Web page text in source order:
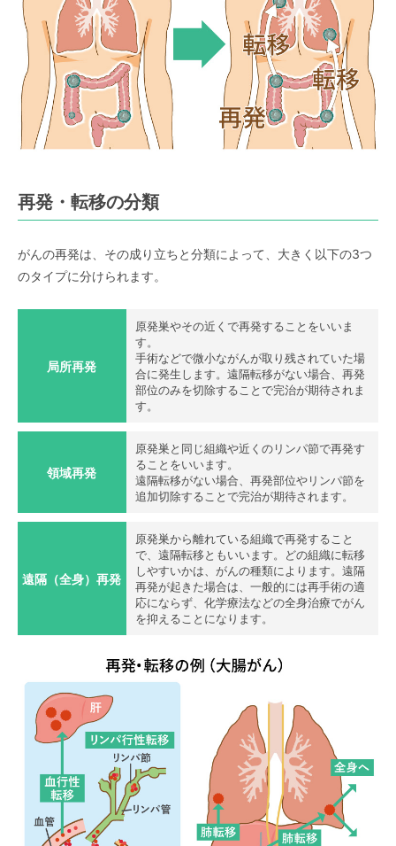
再発・転移の分類
がんの再発は、その成り立ちと分類によって、大きく以下の3つ
のタイプに分けられます。
局所再発
原発巣やその近くで再発することをいいま
す。
手術などで微小ながんが取り残されていた場
合に発生します。遠隔転移がない場合、再発
部位のみを切除することで完治が期待されま
す。
領域再発
原発巣と同じ組織や近くのリンパ節で再発す
ることをいいます。
遠隔転移がない場合、再発部位やリンパ節を
追加切除することで完治が期待されます。
遠隔（全身）再発
原発巣から離れている組織で再発すること
で、遠隔転移ともいいます。どの組織に転移
しやすいかは、がんの種類によります。遠隔
再発が起きた場合は、一般的には再手術の適
応にならず、化学療法などの全身治療でがん
を抑えることになります。